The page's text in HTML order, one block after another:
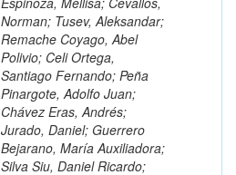
Norman; Tusev, Aleksandar;
Remache Coyago, Abel
Polivio; Celi Ortega,
Santiago Fernando; Peña
Pinargote, Adolfo Juan;
Chávez Eras, Andrés;
Jurado, Daniel; Guerrero
Bejarano, María Auxiliadora;
Silva Siu, Daniel Ricardo;